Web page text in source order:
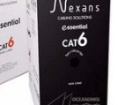
é possível
que podem ser
COMODATO
alguém quer